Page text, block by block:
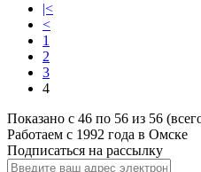
|<
<
1
2
3
4
Показано с 46 по 56 из 56
Работаем с 1992 года в Омске
Подписаться на рассылку